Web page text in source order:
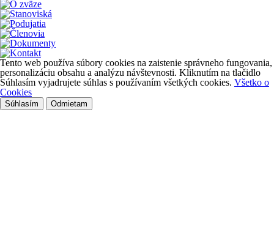
Tento web používa súbory cookies na zaistenie správneho fungovania,
personalizáciu obsahu a analýzu návštevnosti. Kliknutím na tlačidlo
Súhlasím vyjadrujete súhlas s používaním všetkých cookies. Všetko o
Cookies
Súhlasím Odmietam